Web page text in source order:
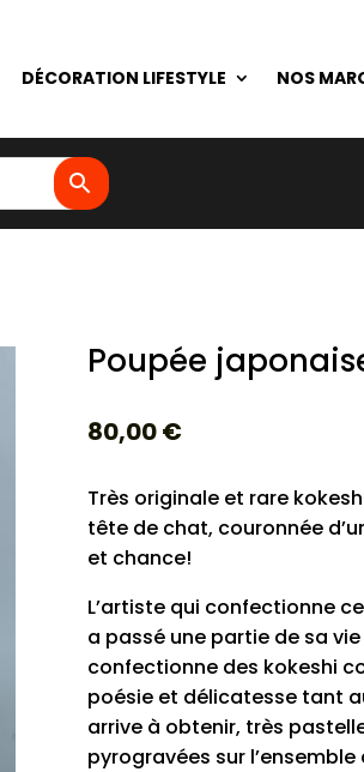
DÉCORATION LIFESTYLE NOS
Poupée
80,00€
Très originale et rare
tête de chat, couronnée
et chance!
L’artiste qui confectionne
a passé une partie de sa
confectionne des kokeshi
poésie et délicatesse tant
arrive à obtenir, très
pyrogravées sur l’ensemble